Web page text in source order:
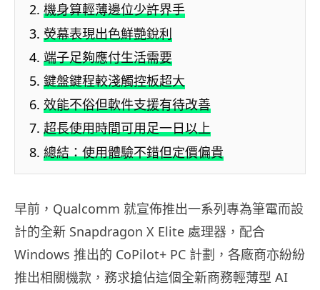
機身算輕薄邊位少許界手
熒幕表現出色鮮艷銳利
端子足夠應付生活需要
鍵盤鍵程較淺觸控板超大
效能不俗但軟件支援有待改善
超長使用時間可用足一日以上
總結：使用體驗不錯但定價偏貴
早前，Qualcomm 就宣佈推出一系列專為筆電而設
計的全新 Snapdragon X Elite 處理器，配合
Windows 推出的 CoPilot+ PC 計劃，各廠商亦紛紛
推出相關機款，務求搶佔這個全新商務輕薄型 AI